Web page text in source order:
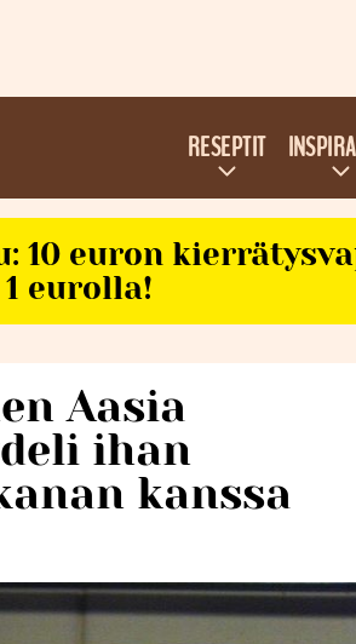
RESEPTIT
10 euron
eurolla!
Aasia
ihan
kanssa